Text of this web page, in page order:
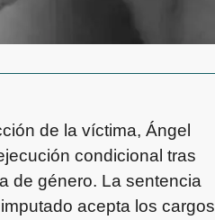
de la víctima, Ángel
condicional tras
de género. La sentencia
acepta los cargos